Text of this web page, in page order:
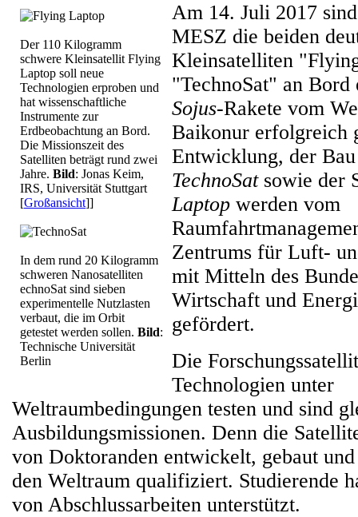
Der 110 Kilogramm
schwere Kleinsatellit Flying
Laptop soll neue
Technologien erproben und
hat wissenschaftliche
Instrumente zur
Erdbeobachtung an Bord.
Die Missionszeit des
Satelliten beträgt rund zwei
Jahre. Bild: Jonas Keim,
IRS, Universität Stuttgart
[Großansicht]]
In dem rund 20 Kilogramm
schweren Nanosatelliten
echnoSat sind sieben
experimentelle Nutzlasten
verbaut, die im Orbit
getestet werden sollen. Bild:
Technische Universität
Berlin
Am 14. Juli 2017
MESZ die beiden
Kleinsatelliten
"TechnoSat" an Bord
Sojus-Rakete vom
Baikonur erfolgreich
Entwicklung, der
TechnoSatsowie der
Laptop werden vom
Zentrums für Luft-
mit Mitteln des
Wirtschaft und
gefördert.
Die
Technologien unter
Weltraumbedingungen testen und sind
Ausbildungsmissionen. Denn die
von Doktoranden entwickelt, gebaut
den Weltraum qualifiziert. Studierende
von Abschlussarbeiten unterstützt.